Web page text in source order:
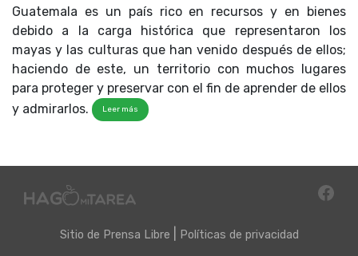
Guatemala es un país rico en recursos y en bienes
debido a la carga histórica que representaron los
mayas y las culturas que han venido después de ellos;
haciendo de este, un territorio con muchos lugares
para proteger y preservar con el fin de aprender de ellos
y admirarlos.
Leer más
Sitio de Prensa Libre Políticas de privacidad